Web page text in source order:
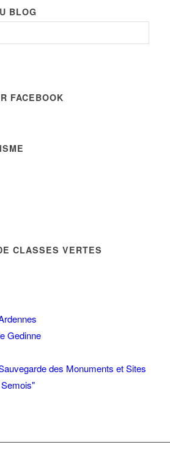
BLOG
FACEBOOK
CLASSES VERTES
Gedinne
des Monuments et Sites